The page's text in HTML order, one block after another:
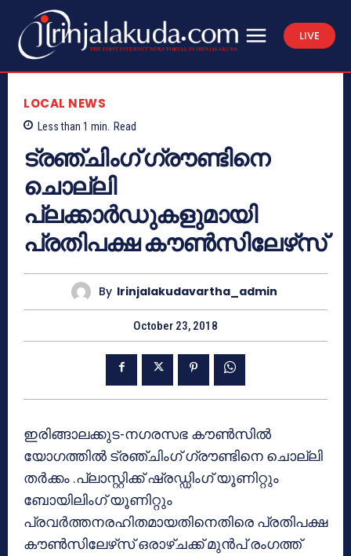
LIVE
LOCAL NEWS
Less than 1 min. Read
ട്രഞ്ചിംഗ് ഗ്രൗണ്ടിനെ
ചൊല്ലി
പ്ലക്കാര്‍ഡുകളുമായി
പ്രതിപക്ഷ കൗണ്‍സിലേഴ്‌സ്
By Irinjalakudavartha_admin
October 23, 2018
ഇരിങ്ങാലക്കുട-നഗരസഭ കൗണ്‍സില്‍
യോഗത്തില്‍ ട്രഞ്ചിംഗ് ഗ്രൗണ്ടിനെ ചൊല്ലി
തര്‍ക്കം .പ്ലാസ്റ്റിക്ക് ഷ്രഡ്ഡിംഗ് യൂണിറ്റും
ബോയിലിംഗ് യൂണിറ്റും
പ്രവര്‍ത്തനരഹിതമായതിനെതിരെ പ്രതിപക്ഷ
കൗണ്‍സിലേഴ്‌സ് ഒരാഴ്ചക്ക് മുന്‍പ് രംഗത്ത്